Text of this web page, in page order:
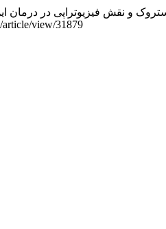
article/view/31879